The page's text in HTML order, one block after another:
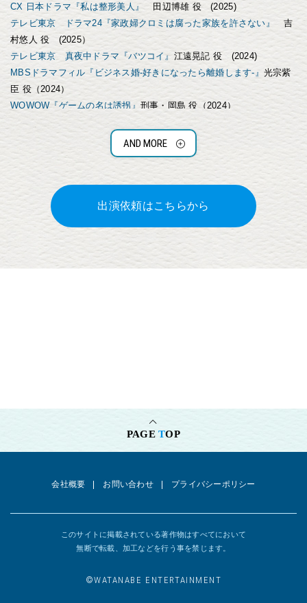
CX 日本ドラマ『私は整形美人』
田辺博雄 役 (2025)
テレビ東京 ドラマ24『家政婦クロミは腐った家族を許さない』
吉
村悠人 役 (2025）
テレビ東京 真夜中ドラマ『バツコイ』 江遠晃記 役 (2024)
MBSドラマフィル『ビジネス婚‐好きになったら離婚します‐』 光宗紫
臣 役（2024）
WOWOW『ゲームの名は誘拐』 刑事・岡島 役（2024）
TX『SHUT UP』
BS松竹東急『商店街のピアニスト 永遠の調べ』今西浩平 役 (2023）
東海テレビ×WOWWOW『ギフテッド』第5話 新見俊輔 役 (2023)
NHK連続テレビ小説『らんまん』
NTV 『Dr.チョコレート』第6話 西崎竜人 役 (2023)
TX 『シガテラ』
第7話 斉藤 役 (2023)
ABCテレビ 『ガチ恋粘着獣』
NTV 『パパとなっちゃんのお弁当』
夏目仁太 役 (2023, 「ZIP!」 朝
ドラマ）
CX 『女神の教室～リーガル青春白書～』高野蓮 役 (2023)
CX 『シンデレラはオンライン中！』
NHKドラマ 『リアルプリンセス』「第1回 眠り姫」 (2020)
NHKBSプレミアム 『ファーストラヴ』迦葉 役 (2020)
『ゴーストキラー』
監督：園村健介 (2025)
『お嬢と番犬くん』監督：小林啓一 (2025）
『52ヘルツのクジラたち』監督：成島出（2024）
AND MORE
出演依頼はこちらから
PAGETOP
会社概要 お問い合わせ プライバシーポリシー
このサイトに掲載されている著作物はすべてにおいて
無断で転載、加工などを行う事を禁じます。
©︎WATANABE ENTERTAINMENT